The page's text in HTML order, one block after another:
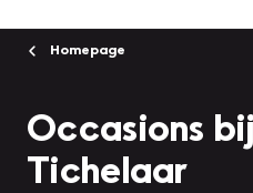
Homepage
Occasions
Tichelaar